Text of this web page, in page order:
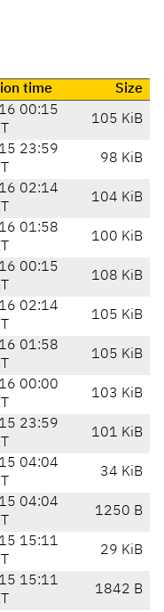
time
Size
00:15
105 KiB
23:59
98 KiB
02:14
104 KiB
01:58
100 KiB
00:15
108 KiB
02:14
105 KiB
01:58
105 KiB
00:00
103 KiB
23:59
101 KiB
04:04
34 KiB
04:04
1250 B
15:11
29 KiB
15:11
1842 B